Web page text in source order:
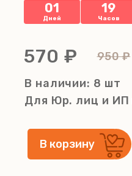
01
Дней
19
Часов
570 ₽
950 ₽
В наличии: 8 шт
Для Юр. лиц и ИП